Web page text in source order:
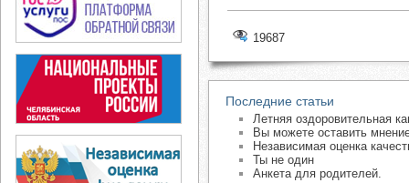
19687
Последние статьи
Летняя оздоровительная
Вы можете оставить
Независимая оценка
Ты не один
Анкета для родителей.